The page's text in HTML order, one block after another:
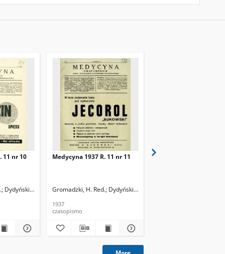
11 nr 10
Dydyński, Ludwik. Red.
Medycyna 1937 R. 11 nr 11
Gromadzki, H. Red. Dydyński, Ludwik. Red.
1937
czasopismo